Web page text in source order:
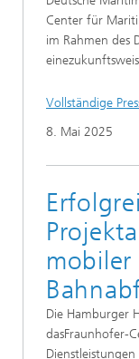
Center für
im Rahmen des
Vollständige
8. Mai 2025
Die Hamburger
dasFraunhofer-